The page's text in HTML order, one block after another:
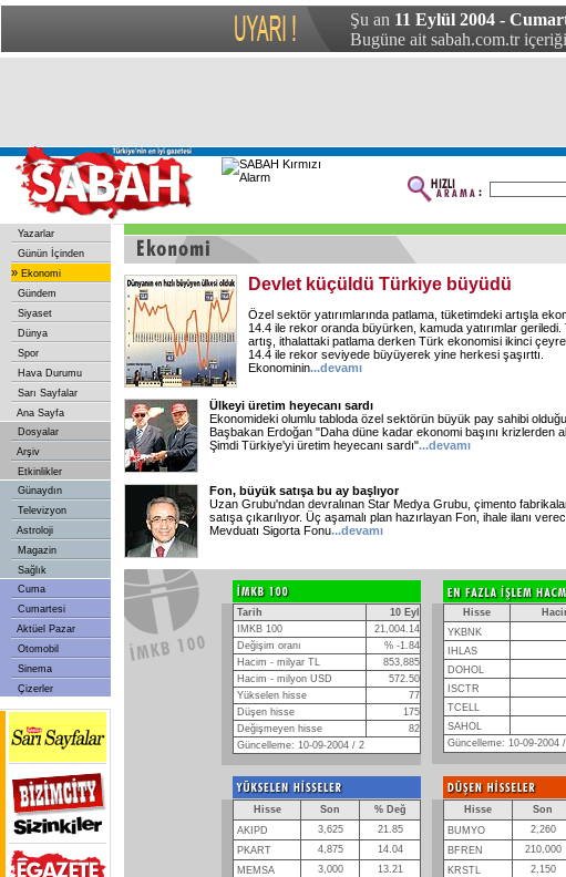
Şu an 11 Eylül 2004 -
Bugüne ait sabah.com.tr
Yazarlar
Günün İçinden
» Ekonomi
Gündem
Siyaset
Dünya
Spor
Hava Durumu
Sarı Sayfalar
Ana Sayfa
Dosyalar
Arşiv
Etkinlikler
Günaydın
Televizyon
Astroloji
Magazin
Sağlık
Cuma
Cumartesi
Aktüel Pazar
Otomobil
Sinema
Çizerler
Devlet küçüldü Türkiye büyüdü
Özel sektör yatırımlarında patlama, tüketimdeki artışla
14.4 ile rekor oranda büyürken, kamuda yatırımlar
artış, ithalattaki patlama derken Türk ekonomisi ikinci
14.4 ile rekor seviyede büyüyerek yine herkesi şaşırttı.
Ekonominin...devamı
Ülkeyi üretim heyecanı sardı
Ekonomideki olumlu tabloda özel sektörün büyük pay sahibi
Başbakan Erdoğan "Daha düne kadar ekonomi başını krizlerden
Şimdi Türkiye'yi üretim heyecanı sardı"...devamı
Fon, büyük satışa bu ay başlıyor
Uzan Grubu'ndan devralınan Star Medya Grubu, çimento
satışa çıkarılıyor. Üç aşamalı plan hazırlayan Fon, ihale ilanı
Mevduatı Sigorta Fonu...devamı
Tarih
10 Eyl
IMKB 100
21,004.14
Değişim oranı
% -1.84
Hacim - milyar TL
853,885
Hacim - milyon USD
572.50
Yükselen hisse
77
Düşen hisse
175
Değişmeyen hisse
82
Güncelleme: 10-09-2004 / 2
Hisse
YKBNK
IHLAS
DOHOL
ISCTR
TCELL
SAHOL
Güncelleme: 10-09-2004
Hisse Son
% Değ
AKIPD
3,625
21.85
PKART
4,875
14.04
MEMSA
3,000
13.21
Hisse Son
BUMYO
2,260
BFREN
210,000
KRSTL
2,150